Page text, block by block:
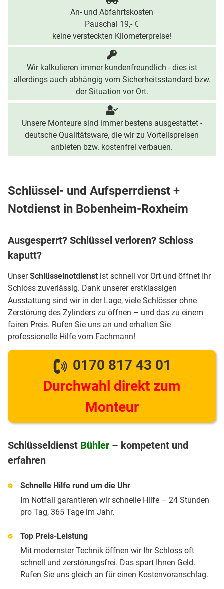
An- und Abfahrtskosten
Pauschal 19,- €
keine versteckten Kilometerpreise!
Wir kalkulieren immer kundenfreundlich - dies ist
allerdings auch abhängig vom Sicherheitsstandard bzw.
der Situation vor Ort.
Unsere Monteure sind immer bestens ausgestattet -
deutsche Qualitätsware, die wir zu Vorteilspreisen
anbieten bzw. kostenfrei verbauen.
Schlüssel- und Aufsperrdienst +
Notdienst in Bobenheim-Roxheim
Ausgesperrt? Schlüssel verloren? Schloss
kaputt?
UnserSchlüsselnotdienst ist schnell vor Ort und öffnet Ihr
Schloss zuverlässig. Dank unserer erstklassigen
Ausstattung sind wir in der Lage, viele Schlösser ohne
Zerstörung des Zylinders zu öffnen – und das zu einem
fairen Preis. Rufen Sie uns an und erhalten Sie
professionelle Hilfe vom Fachmann!
0170 817 43 01
Durchwahl direkt zum
Monteur
Schlüsseldienst Bühler – kompetent und
erfahren
Schnelle Hilfe rund um die Uhr
Im Notfall garantieren wir schnelle Hilfe – 24 Stunden
pro Tag, 365 Tage im Jahr.
Top Preis-Leistung
Mit modernster Technik öffnen wir Ihr Schloss oft
schnell und zerstörungsfrei. Das spart Ihnen Geld.
Rufen Sie uns gleich an für einen Kostenvoranschlag.